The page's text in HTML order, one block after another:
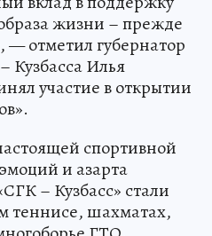
жизни – прежде
— отметил губернатор
Кузбасса Илья
участие в открытии
спортивной
и азарта
– Кузбасс» стали
теннисе, шахматах,